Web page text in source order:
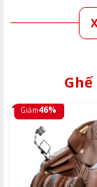
Giảm46%